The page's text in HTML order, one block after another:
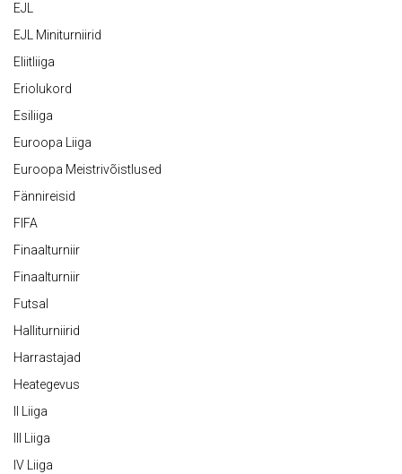
EJL
EJL Miniturniirid
Eliitliiga
Eriolukord
Esiliiga
Euroopa Liiga
Euroopa Meistrivõistlused
Fännireisid
FIFA
Finaalturniir
Finaalturniir
Futsal
Halliturniirid
Harrastajad
Heategevus
II Liiga
III Liiga
IV Liiga